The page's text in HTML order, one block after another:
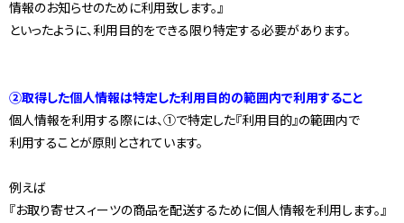
情報のお知らせのために利用致します。』
といったように、利用目的をできる限り特定する必要があります。
②取得した個人情報は特定した利用目的の範囲内で利用すること
個人情報を利用する際には、①で特定した『利用目的』の範囲内で
利用することが原則とされています。
例えば
『お取り寄せスィーツの商品を配送するために個人情報を利用します。』